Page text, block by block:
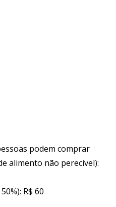
podem comprar
alimento não perecível):
R$ 60